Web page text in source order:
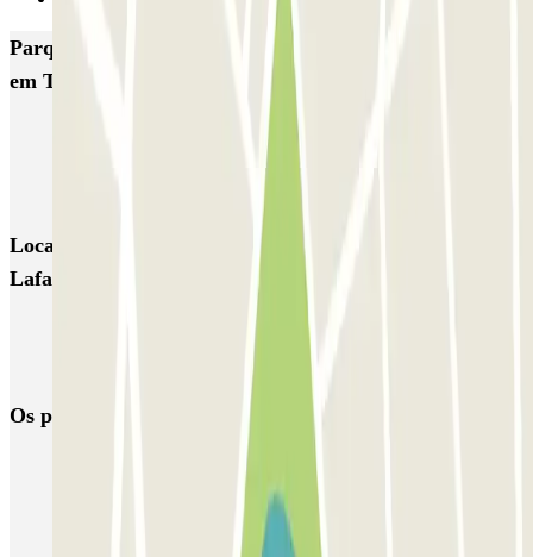
Parques de estacionamento com melhor classificação
em Toulon
Q-Park - Lafayette
Locais e eventos interessantes próximos de Q-Park -
Lafayette
Estacionamento Facultés Toulon
Os parques de estacionamento mais reservados
Estacionamento em Lisboa
Estacionamento em Veneza Estacionamento em Sevilha